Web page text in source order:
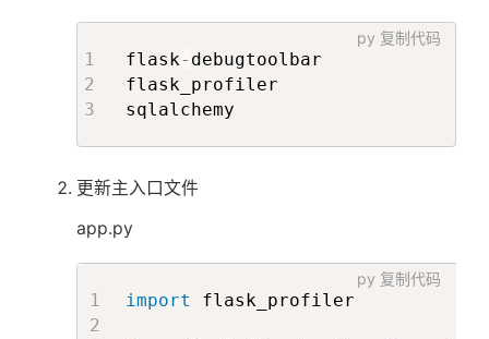
py 复制代码
flask- debugtoolbar
flask_profiler
sqlalchemy
更新主入口文件
app.py
py 复制代码
import flask_profiler